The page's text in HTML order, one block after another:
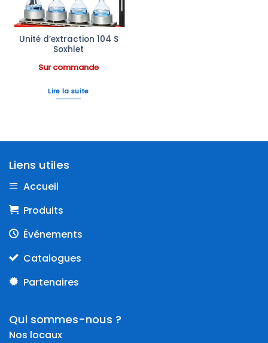
Unité d’extraction 104 S
Soxhlet
Sur commande
Lire la suite
Liens utiles
Accueil
Produits
Événements
Catalogues
Partenaires
Qui sommes-nous ?
Nos locaux